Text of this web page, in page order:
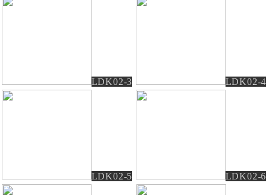
LDK02-3 LDK02-4
LDK02-5 LDK02-6